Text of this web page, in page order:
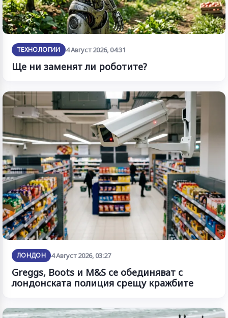
ТЕХНОЛОГИИ 4 Август 2026, 04:31
Ще ни заменят ли роботите?
ЛОНДОН 4 Август 2026, 03:27
Greggs, Boots и M&S се обединяват с
лондонската полиция срещу кражбите